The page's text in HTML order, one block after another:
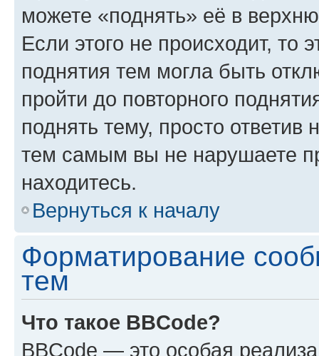
можете «поднять» её в
Если этого не происходит, то
поднятия тем могла быть
пройти до повторного
поднять тему, просто ответив
тем самым вы не нарушаете
находитесь.
Вернуться к началу
Форматирование
тем
Что такое BBCode?
BBCode — это особая